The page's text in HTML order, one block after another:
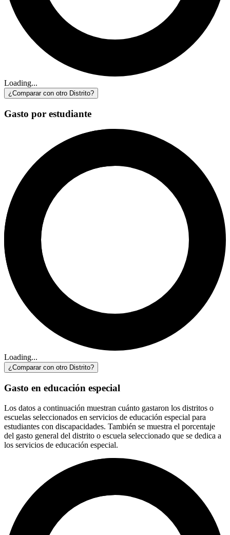
Loading...
¿Comparar con otro Distrito?
Gasto por estudiante
Loading...
¿Comparar con otro Distrito?
Gasto en educación especial
Los datos a continuación muestran cuánto gastaron los distritos o
escuelas seleccionados en servicios de educación especial para
estudiantes con discapacidades. También se muestra el porcentaje
del gasto general del distrito o escuela seleccionado que se dedica a
los servicios de educación especial.